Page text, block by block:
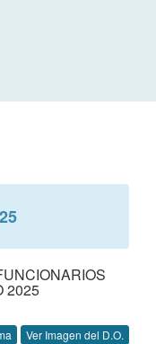
2025
Ver Imagen del D.O.